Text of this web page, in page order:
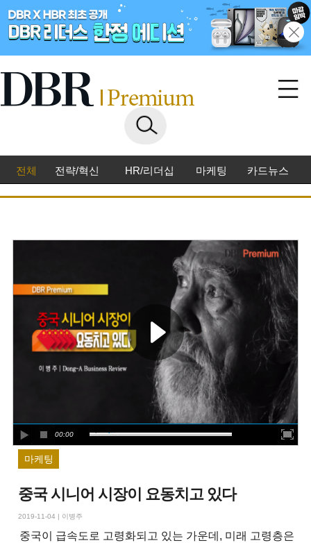
전체 전략/혁신 HR/리더십 마케팅 카드뉴스
00:00
마케팅
중국 시니어 시장이 요동치고 있다
2019-11-04 | 이병주
중국이 급속도로 고령화되고 있는 가운데, 미래 고령층은